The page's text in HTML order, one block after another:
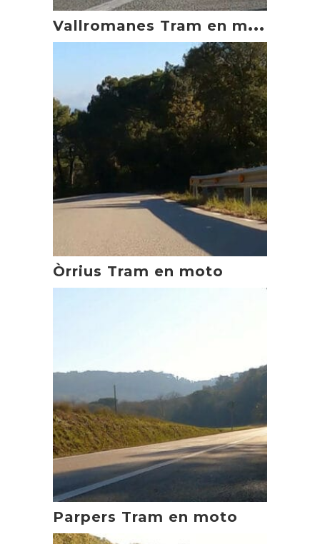
V
allromanes Tram en moto
Òrrius Tram en moto
Parpers Tram en moto